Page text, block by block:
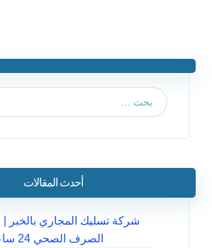
أحدث المقالات
شركة تسليك المجاري بالخبر |
الصرف الصحي 24 ساعة